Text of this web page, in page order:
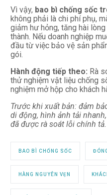
Vì vậy, bao bì chống sốc
không phải là chi phí phụ,
giảm hư hỏng, tăng hài
thành. Nếu doanh nghiệp
đầu từ việc bảo vệ sản
gói.
Hành động tiếp theo: Rà
thử nghiệm vật liệu chống
nghiệm mở hộp cho khách
Trước khi xuất bản: đảm
di động, hình ảnh tải
đã được rà soát lỗi chính tả.
BAO BÌ CHỐNG SỐC
HÀNG NGUYÊN VẸN